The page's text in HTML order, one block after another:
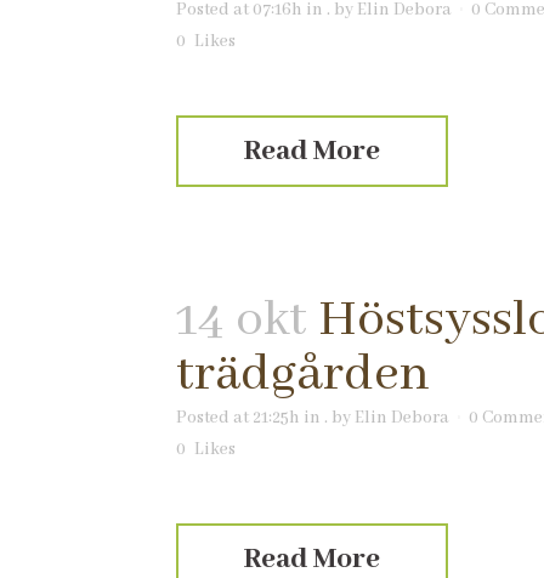
Posted at 07:16h in . by Elin Debora
0
0 Likes
Read More
14 okt
trädgården
Posted at 21:25h in . by Elin Debora
0
0 Likes
Read More